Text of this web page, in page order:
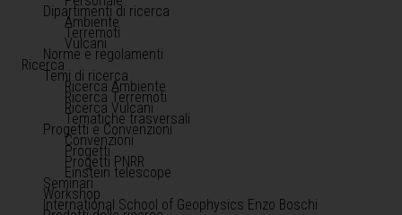
Dipartimenti di ricerca
Ambiente
Terremoti
Vulcani
Norme e regolamenti
Ricerca
Temi di ricerca
Ricerca Ambiente
Ricerca Terremoti
Ricerca Vulcani
Tematiche trasversali
Progetti e Convenzioni
Convenzioni
Progetti
Progetti PNRR
Einstein telescope
Seminari
Workshop
International School of Geophysics Enzo Boschi